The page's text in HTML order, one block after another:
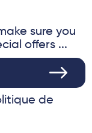
sure you
offers ...
de